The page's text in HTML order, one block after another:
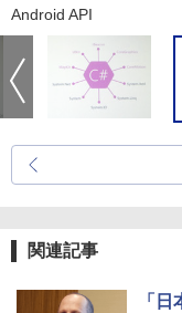
Android API
関連記事
「